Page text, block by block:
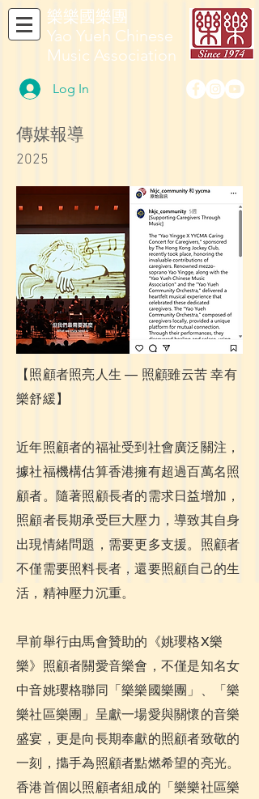
​樂樂國樂團
Yao Yueh Chinese
Music Association
Log In
​傳媒報導
2025
【照顧者照亮人生 — 照顧雖云苦 幸有
樂舒緩】
近年照顧者的福祉受到社會廣泛關注，
據社福機構估算香港擁有超過百萬名照
顧者。隨著照顧長者的需求日益增加，
照顧者長期承受巨大壓力，導致其自身
出現情緒問題，需要更多支援。照顧者
不僅需要照料長者，還要照顧自己的生
活，精神壓力沉重。
早前舉行由馬會贊助的《姚瓔格X樂
樂》照顧者關愛音樂會，不僅是知名女
中音姚瓔格聯同「樂樂國樂團」、「樂
樂社區樂團」呈獻一場愛與關懷的音樂
盛宴，更是向長期奉獻的照顧者致敬的
一刻，㩦手為照顧者點燃希望的亮光。
香港首個以照顧者組成的「樂樂社區樂